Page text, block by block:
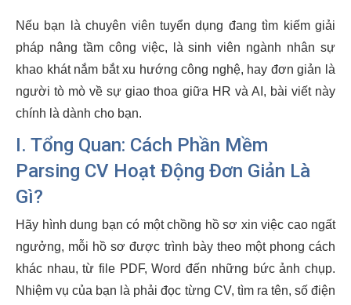
Nếu bạn là chuyên viên tuyển dụng đang tìm kiếm giải
pháp nâng tầm công việc, là sinh viên ngành nhân sự
khao khát nắm bắt xu hướng công nghệ, hay đơn giản là
người tò mò về sự giao thoa giữa HR và AI, bài viết này
chính là dành cho bạn.
I. Tổng Quan: Cách Phần Mềm
Parsing CV Hoạt Động Đơn Giản Là
Gì?
Hãy hình dung bạn có một chồng hồ sơ xin việc cao ngất
ngưởng, mỗi hồ sơ được trình bày theo một phong cách
khác nhau, từ file PDF, Word đến những bức ảnh chụp.
Nhiệm vụ của bạn là phải đọc từng CV, tìm ra tên, số điện